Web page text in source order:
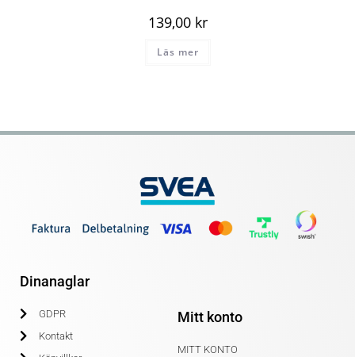
139,00 kr
Läs mer
Dinanaglar
GDPR
Kontakt
Mitt konto
MITT KONTO